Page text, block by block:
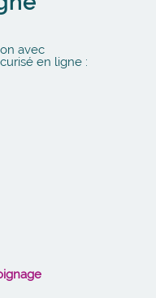
avec
en ligne :